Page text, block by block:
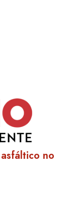
no